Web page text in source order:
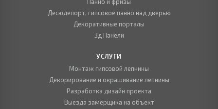
Десюдепорт, гипсовое панно над дверью
Декоративные порталы
3д Панели
УСЛУГИ
Монтаж гипсовой лепнины
Декорирование и окрашивание лепнины
Разработка дизайн проекта
Выезда замерщика на объект